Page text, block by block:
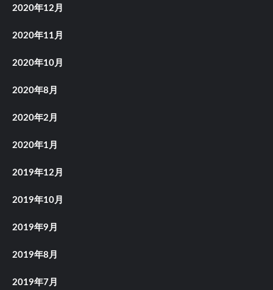
2020年12月
2020年11月
2020年10月
2020年8月
2020年2月
2020年1月
2019年12月
2019年10月
2019年9月
2019年8月
2019年7月